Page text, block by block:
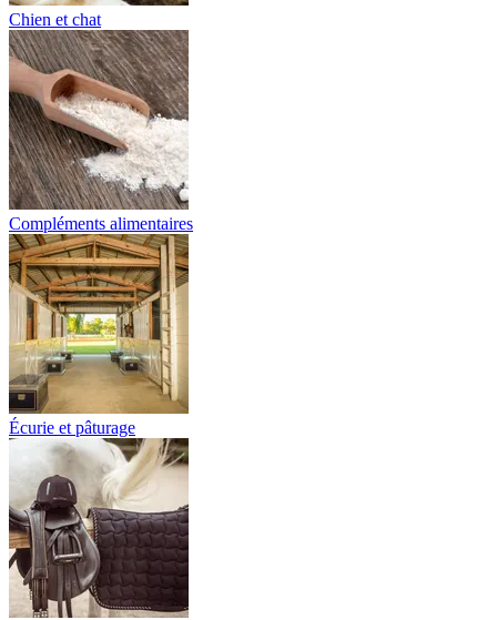
Chien et chat
Compléments alimentaires
Écurie et pâturage